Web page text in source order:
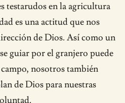
testarudos en la agricultura
es una actitud que nos
de Dios. Así como un
guiar por el granjero puede
nosotros también
de Dios para nuestras